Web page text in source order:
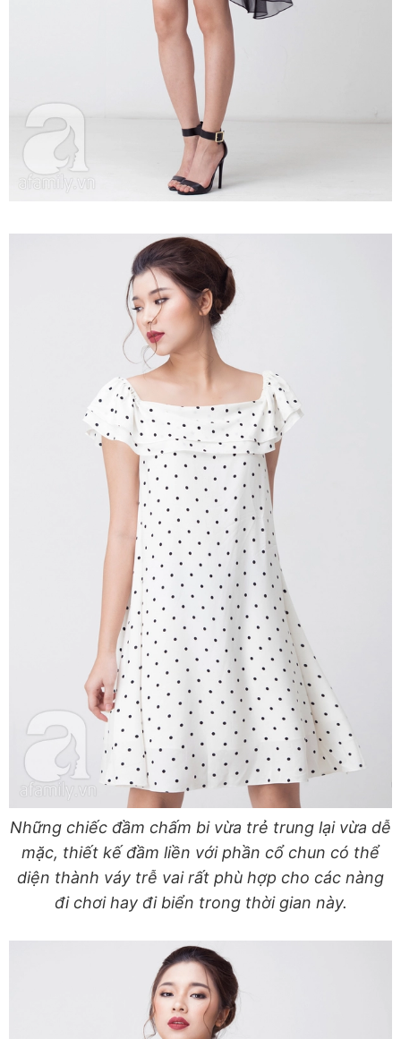
Những chiếc đầm chấm bi vừa trẻ trung lại vừa dễ
mặc, thiết kế đầm liền với phần cổ chun có thể
diện thành váy trễ vai rất phù hợp cho các nàng
đi chơi hay đi biển trong thời gian này.